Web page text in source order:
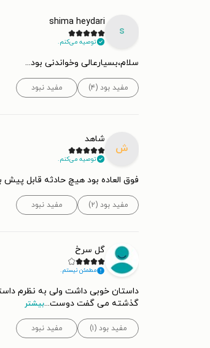
s
shima heydari
توصیه می‌کنم.
سلام،بسیارعالی وخواندنی بود...
مفید بود (۴) مفید نبود
ش
شاهد
توصیه می‌کنم.
فوق العاده بود هیچ حادثه قابل
مفید بود (۲) مفید نبود
گل سرخ
مطمئن نیستم.
داستان خوبی داشت ولی به نظرم
گذشته می گفت دوست...بیشتر
مفید بود (۱) مفید نبود